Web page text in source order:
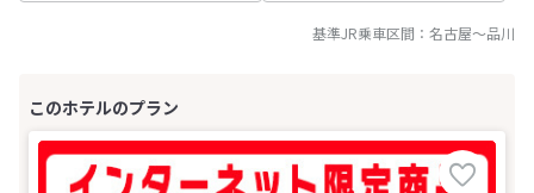
基準JR乗車区間： 名古屋～品川